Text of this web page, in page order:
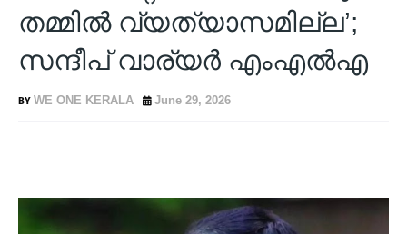
തമ്മിൽ വ്യത്യാസമില്ല’;
സന്ദീപ് വാര്യർ എംഎൽഎ
WE ONE KERALA June 29, 2026